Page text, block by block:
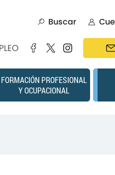
Buscar
FORMACIÓN PROFESIONAL
Y OCUPACIONAL